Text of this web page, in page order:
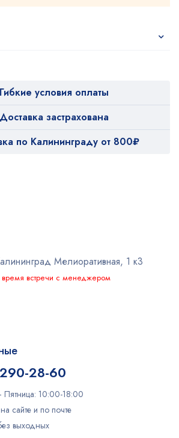
Гибкие условия оплаты
Доставка застрахована
по Калининграду от 800₽
Мелиоративная, 1 к3
время встречи с менеджером
28-60
10:00-18:00
сайте и по почте
выходных